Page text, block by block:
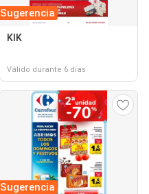
Sugerencia
KIK
Válido durante 6 días
Sugerencia